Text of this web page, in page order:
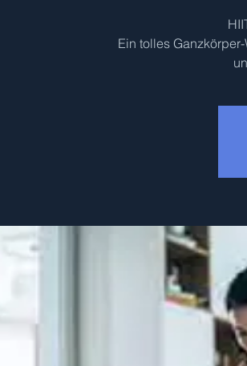
Ein tolles